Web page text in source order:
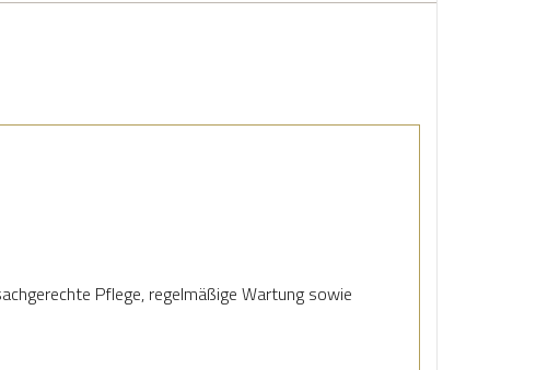
Pflege, regelmäßige Wartung sowie